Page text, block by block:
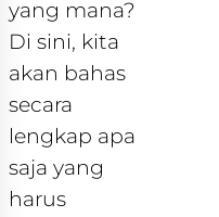
yang mana?
Di sini, kita
akan bahas
secara
lengkap apa
saja yang
harus